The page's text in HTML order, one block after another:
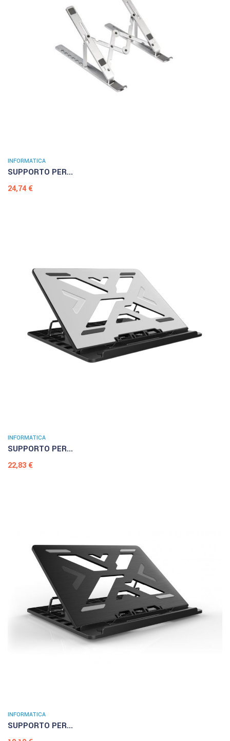
INFORMATICA
SUPPORTO PER...
Prezzo
24,74 €
INFORMATICA
SUPPORTO PER...
Prezzo
22,83 €
INFORMATICA
SUPPORTO PER...